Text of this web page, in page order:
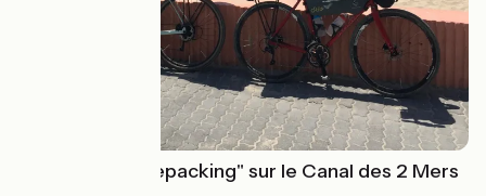
Voyage en "bikepacking" sur le Canal des 2 Mers